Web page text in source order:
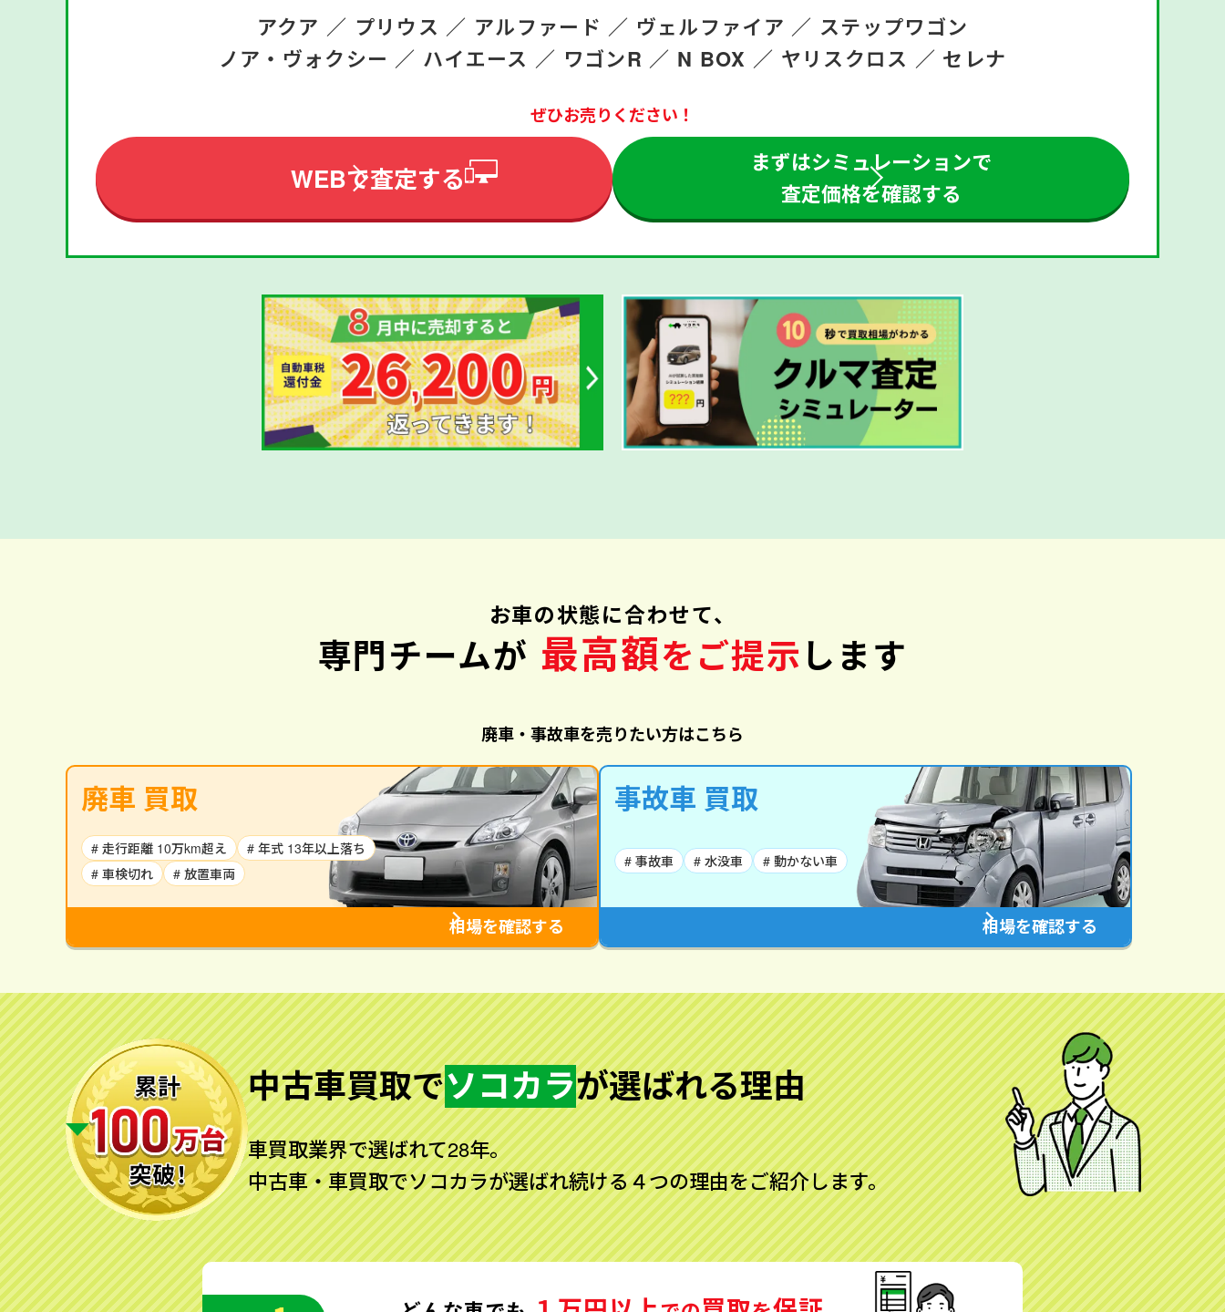
アクア ／ プリウス ／ アルファード ／ ヴェルファイア ／ ステップワゴン
ノア・ヴォクシー ／ ハイエース ／ ワゴンR ／ N BOX ／ ヤリスクロス ／ セレナ
ぜひお売りください！
WEBで査定する
まずはシミュレーションで
査定価格を確認する
お車の状態に合わせて、
専門チームが 最高額をご提示します
廃車・事故車を売りたい方はこちら
廃車 買取
# 走行距離 10万km超え
# 年式 13年以上落ち
# 車検切れ
# 放置車両
相場を確認する
事故車 買取
# 事故車 # 水没車 # 動かない車
相場を確認する
中古車買取でソコカラが選ばれる理由
車買取業界で選ばれて28年。
中古車・車買取でソコカラが選ばれ続ける４つの理由をご紹介します。